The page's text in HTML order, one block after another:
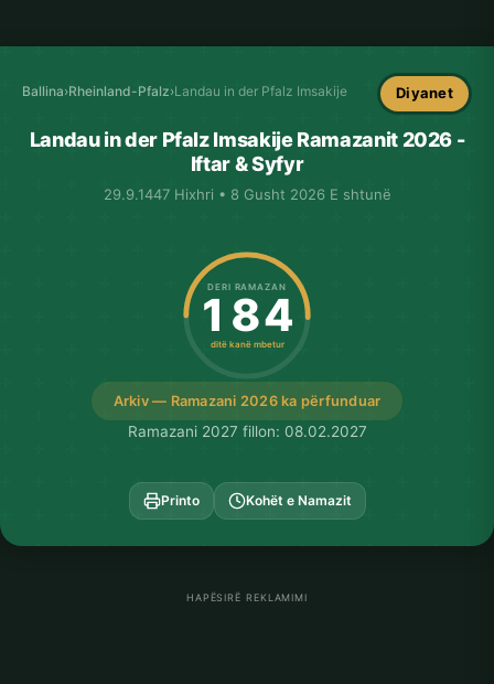
Ballina›Rheinland-Pfalz›Landau in der Pfalz Imsakije Diyanet
Landau in der Pfalz Imsakije Ramazanit 2026 -
Iftar & Syfyr
29.9.1447 Hixhri • 8 Gusht 2026 E shtunë
Arkiv — Ramazani 2026 ka përfunduar
DERI RAMAZAN
184
ditë kanë mbetur
Ramazani 2027 fillon: 08.02.2027
Printo Kohët e Namazit
HAPËSIRË REKLAMIMI